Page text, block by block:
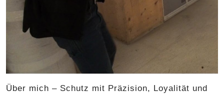
Über mich – Schutz mit Präzision, Loyalität und